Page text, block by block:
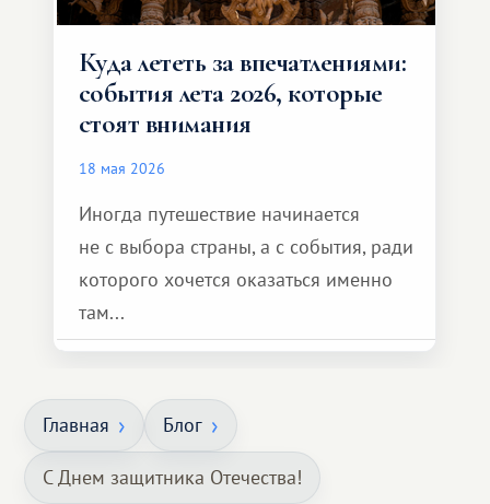
Куда лететь за впечатлениями:
события лета 2026, которые
стоят внимания
18 мая 2026
Иногда путешествие начинается
не с выбора страны, а с события, ради
которого хочется оказаться именно
там...
Главная Блог
С Днем защитника Отечества!